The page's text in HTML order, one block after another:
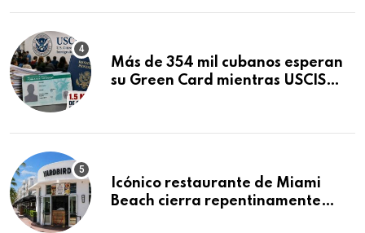
Más de 354 mil cubanos esperan
su Green Card mientras USCIS
Icónico restaurante de Miami
Beach cierra repentinamente